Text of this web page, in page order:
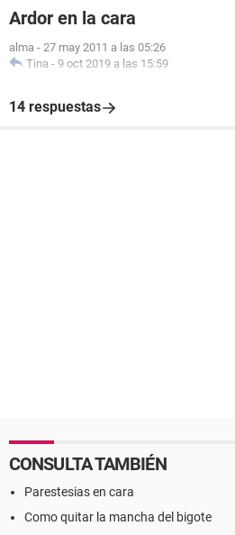
Ardor en la cara
alma - 27 may 2011 a las 05:26
Tina - 9 oct 2019 a las 15:59
14 respuestas
CONSULTA TAMBIÉN
Parestesias en cara
Como quitar la mancha del bigote